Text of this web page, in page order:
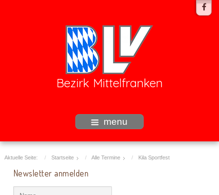
Bezirk Mittelfranken
menu
Aktuelle Seite: Startseite Alle Termine Kila Sportfest
Newsletter anmelden